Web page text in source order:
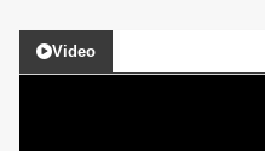
Video